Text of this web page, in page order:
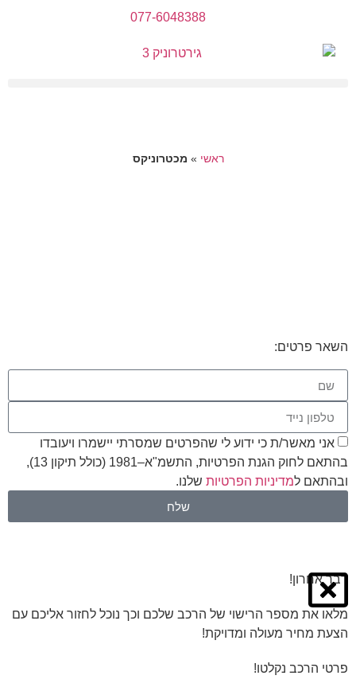
077-6048388
ראשי»מכטרוניקס
השאר פרטים:
אני מאשר/ת כי ידוע לי שהפרטים שמסרתי יישמרו ויעובדו
בהתאם לחוק הגנת הפרטיות, התשמ"א–1981 (כולל תיקון 13),
ובהתאם ל מדיניות הפרטיותשלנו.
שלח
דבר אחרון!
מלאו את מספר הרישוי של הרכב שלכם וכך נוכל לחזור אליכם עם
הצעת מחיר מעולה ומדויקת!
פרטי הרכב נקלטו!